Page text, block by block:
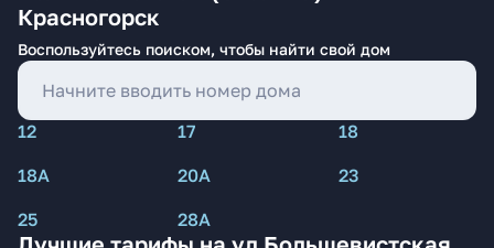
Красногорск
Воспользуйтесь поиском, чтобы найти свой дом
12 17
18
18А
20А
23
25
28А